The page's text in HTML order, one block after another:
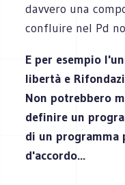
davvero una
confluire nel Pd
E per esempio
libertà e
Non potrebbero
definire un
di un
d'accordo...